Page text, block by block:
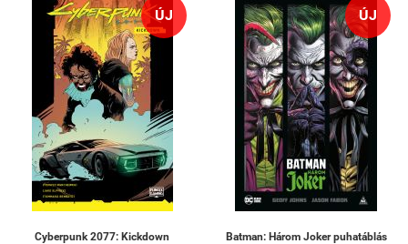
ÚJ
Cyberpunk 2077: Kickdown
ÚJ
Batman: Három Joker puhatáblás